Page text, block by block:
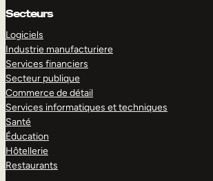
Secteurs
Logiciels
Industrie manufacturiere
Services financiers
Secteur publique
Commerce de détail
Services informatiques et techniques
Santé
Éducation
Hôtellerie
Restaurants